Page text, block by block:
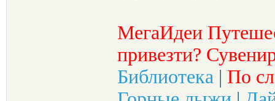
МегаИдеи
привезти?
Библиотека | По